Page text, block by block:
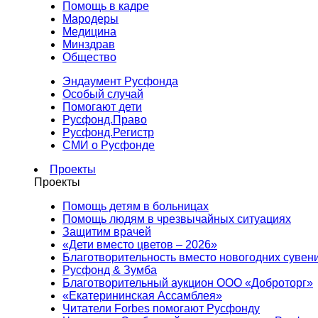
Помощь в кадре
Мародеры
Медицина
Минздрав
Общество
Эндаумент Русфонда
Особый случай
Помогают дети
Русфонд.Право
Русфонд.Регистр
СМИ о Русфонде
Проекты
Проекты
Помощь детям в больницах
Помощь людям в чрезвычайных ситуациях
Защитим врачей
«Дети вместо цветов – 2026»
Благотворительность вместо новогодних
Русфонд & Зумба
Благотворительный аукцион ООО «Доброторг»
«Екатерининская Ассамблея»
Читатели Forbes помогают Русфонду